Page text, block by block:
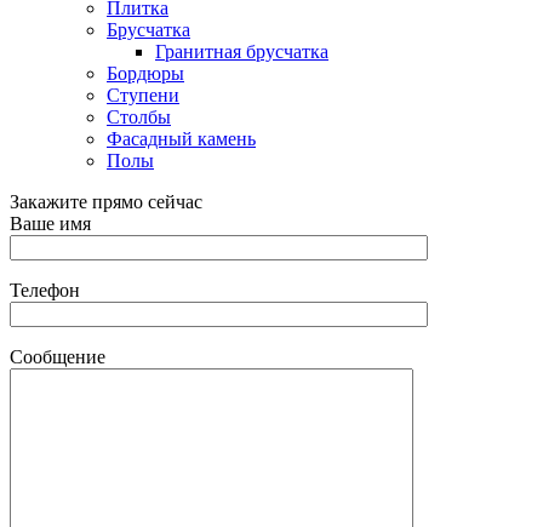
Плитка
Брусчатка
Гранитная брусчатка
Бордюры
Ступени
Столбы
Фасадный камень
Полы
Закажите прямо сейчас
Ваше имя
Телефон
Сообщение